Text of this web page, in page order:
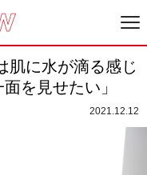
肌に水が滴る感じ
を見せたい」
2021.12.12